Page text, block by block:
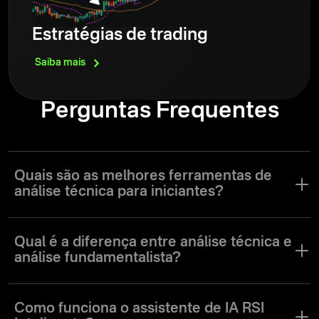
Estratégias de trading
Saiba mais
Perguntas Frequentes
Quais são as melhores ferramentas de
análise técnica para iniciantes?
integrados simples, mas eficazes. Recomendamos experimentar
estas ferramentas fundamentais:
tendência que te ajuda a determinar a direção do mercado. Ele
geralmente de alta ou de baixa.
Qual é a diferença entre análise técnica e
análise fundamentalista?
está indo, mas analisam informações completamente diferentes.
Como funciona o assistente de IA RSI